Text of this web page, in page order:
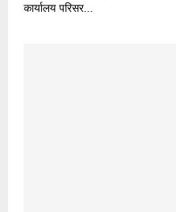
कार्यालय परिसर...